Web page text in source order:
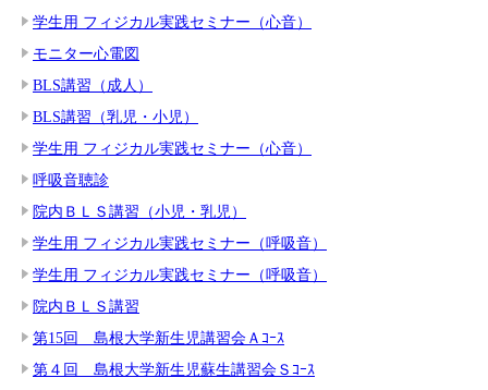
学生用 フィジカル実践セミナー（心音）
モニター心電図
BLS講習（成人）
BLS講習（乳児・小児）
学生用 フィジカル実践セミナー（心音）
呼吸音聴診
院内ＢＬＳ講習（小児・乳児）
学生用 フィジカル実践セミナー（呼吸音）
学生用 フィジカル実践セミナー（呼吸音）
院内ＢＬＳ講習
第15回 島根大学新生児講習会Ａｺｰｽ
第４回 島根大学新生児蘇生講習会Ｓｺｰｽ